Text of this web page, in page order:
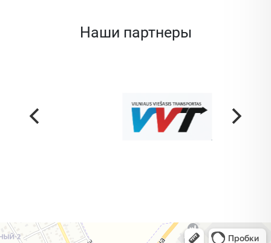
Наши партнеры
Жодино
Кузнечная улица, 20 — Яндекс Карты